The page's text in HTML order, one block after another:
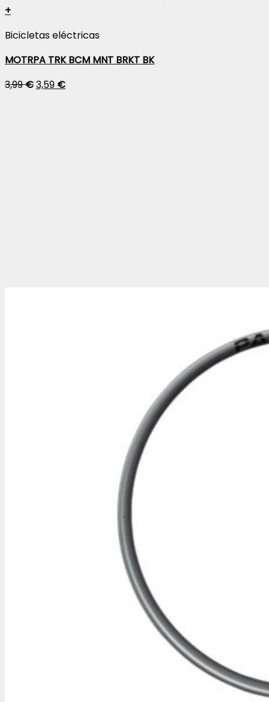
+
Bicicletas eléctricas
MOTRPA TRK BCM MNT BRKT BK
3,99€3,59 €